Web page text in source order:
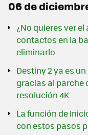
06 de
¿No quieres ver
contactos en la
eliminarlo
Destiny 2 ya es
gracias al parche
resolución 4K
La función de
con estos pasos